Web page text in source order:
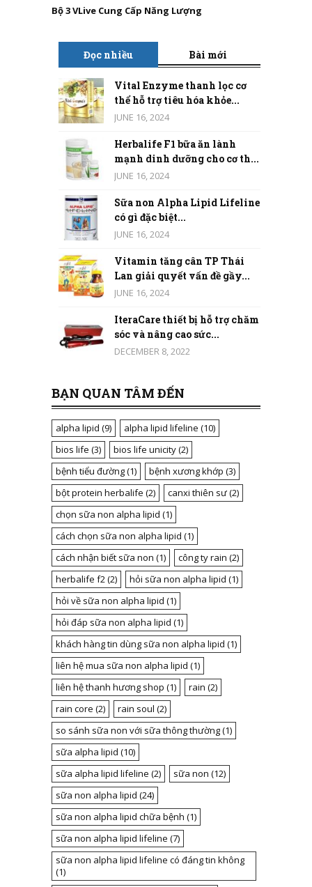
Bộ 3 VLive Cung Cấp Năng Lượng
Đọc nhiều Bài mới
Vital Enzyme thanh lọc cơ
thể hỗ trợ tiêu hóa khỏe...
JUNE 16, 2024
Herbalife F1 bữa ăn lành
mạnh dinh dưỡng cho cơ th...
JUNE 16, 2024
Sữa non Alpha Lipid Lifeline
có gì đặc biệt...
JUNE 16, 2024
Vitamin tăng cân TP Thái
Lan giải quyết vấn đề gầy...
JUNE 16, 2024
IteraCare thiết bị hỗ trợ chăm
sóc và nâng cao sức...
DECEMBER 8, 2022
BẠN QUAN TÂM ĐẾN
alpha lipid (9) alpha lipid lifeline (10)
bios life (3) bios life unicity(2)
bệnh tiểu đường(1) bệnh xương khớp (3)
bột protein herbalife (2) canxi thiên sư(2)
chọn sữa non alpha lipid (1)
cách chọn sữa non alpha lipid (1)
cách nhận biết sữa non (1) công ty rain (2)
herbalife f2 (2) hỏi sữa non alpha lipid (1)
hỏi về sữa non alpha lipid (1)
hỏi đáp sữa non alpha lipid (1)
khách hàng tin dùng sữa non alpha lipid (1)
liên hệ mua sữa non alpha lipid (1)
liên hệ thanh hương shop (1) rain (2)
rain core (2) rain soul (2)
so sánh sữa non với sữa thông thường(1)
sữa alpha lipid (10)
sữa alpha lipid lifeline (2) sữa non (12)
sữa non alpha lipid (24)
sữa non alpha lipid chữa bệnh (1)
sữa non alpha lipid lifeline (7)
sữa non alpha lipid lifeline có đáng tin không
(1)